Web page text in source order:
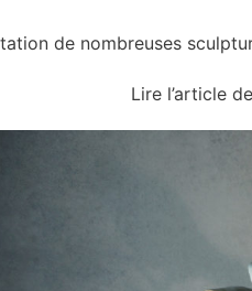
de nombreuses
Lire l’article